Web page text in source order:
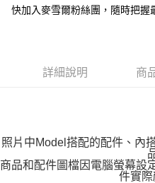
全家取貨付款
每筆NT$100，滿NT$599(含以
付款後萊爾富取貨
每筆NT$100，滿NT$988(含以
快加入麥雪爾粉絲團，隨時把握
詳細說明 商
照片中Model搭配的配件、內
商品和配件圖檔因電腦螢幕設
件實